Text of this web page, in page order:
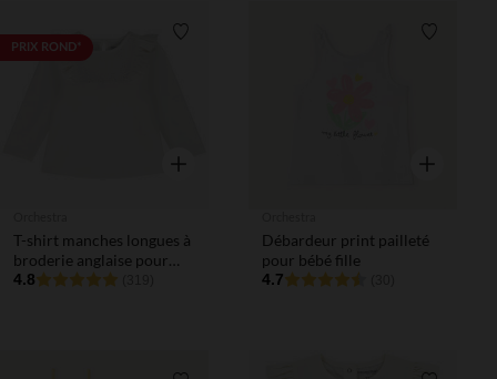
PRIX ROND*
Aperçu rapide
T-shirt manches longues à
broderie anglaise pour
bébé fille
4.8
Aperçu
Débardeur print pailleté
pour bébé fille
4.7